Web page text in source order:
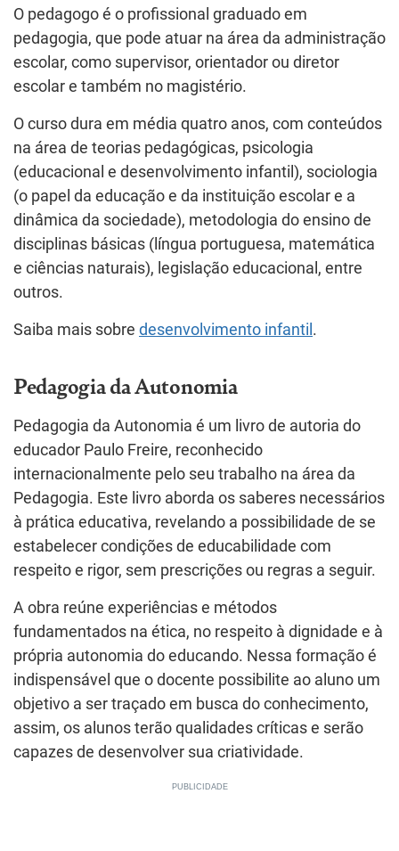
O pedagogo é o profissional graduado em
pedagogia, que pode atuar na área da administração
escolar, como supervisor, orientador ou diretor
escolar e também no magistério.
O curso dura em média quatro anos, com conteúdos
na área de teorias pedagógicas, psicologia
(educacional e desenvolvimento infantil), sociologia
(o papel da educação e da instituição escolar e a
dinâmica da sociedade), metodologia do ensino de
disciplinas básicas (língua portuguesa, matemática
e ciências naturais), legislação educacional, entre
outros.
Saiba mais sobre desenvolvimento infantil .
Pedagogia da Autonomia
Pedagogia da Autonomia é um livro de autoria do
educador Paulo Freire, reconhecido
internacionalmente pelo seu trabalho na área da
Pedagogia. Este livro aborda os saberes necessários
à prática educativa, revelando a possibilidade de se
estabelecer condições de educabilidade com
respeito e rigor, sem prescrições ou regras a seguir.
A obra reúne experiências e métodos
fundamentados na ética, no respeito à dignidade e à
própria autonomia do educando. Nessa formação é
indispensável que o docente possibilite ao aluno um
objetivo a ser traçado em busca do conhecimento,
assim, os alunos terão qualidades críticas e serão
capazes de desenvolver sua criatividade.